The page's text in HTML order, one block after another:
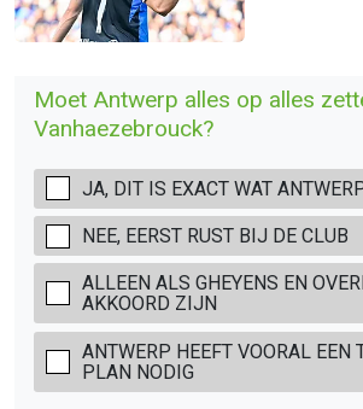
Moet Antwerp alles op alles
Vanhaezebrouck?
JA, DIT IS EXACT WAT
NEE, EERST RUST BIJ DE CLUB
ALLEEN ALS GHEYENS EN
AKKOORD ZIJN
ANTWERP HEEFT VOORAL EEN
PLAN NODIG